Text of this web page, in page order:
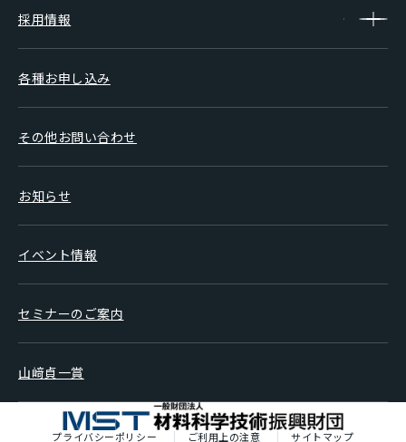
採用情報
各種お申し込み
その他お問い合わせ
お知らせ
イベント情報
セミナーのご案内
山﨑貞一賞
プライバシーポリシー ご利用上の注意 サイトマップ